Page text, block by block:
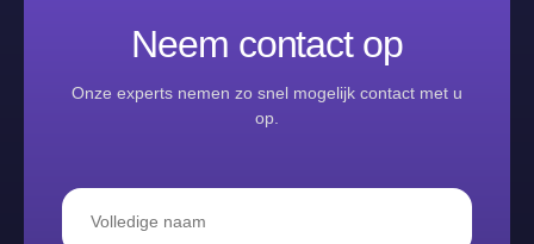
Neem contact op
Onze experts nemen zo snel mogelijk contact met u
op.